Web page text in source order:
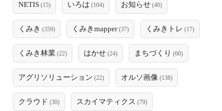
NETIS (15) いろは (104) お知らせ (40)
くみき (359) くみきmapper (37) くみきトレ (17)
くみき林業 (22) はかせ (24) まちづくり (60)
アグリソリューション (22) オルソ画像 (138)
クラウド (30) スカイマティクス (79)